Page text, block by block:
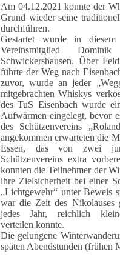
Am 04.12.2021 konnte der
Grund wieder seine
durchführen.
Gestartet wurde in
Vereinsmitglied
Schwickershausen. Über
führte der Weg nach
zuvor, wurde an jeder
mitgebrachten Whiskys
des TuS Eisenbach wurde
Aufwärmen eingelegt, bevor
des Schützenvereins
angekommen erwarteten die
Essen, das von zwei
Schützenvereins extra
konnten die Teilnehmer der
ihre Zielsicherheit bei einer
„Lichtgewehr“ unter Beweis
war die Zeit des Nikolauses
jedes Jahr, reichlich
verteilen konnte.
Die gelungene
späten Abendstunden (frühen